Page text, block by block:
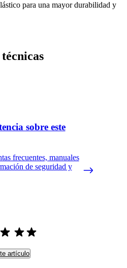
para una mayor durabilidad y
sobre este
frecuentes, manuales
de seguridad y
artículo